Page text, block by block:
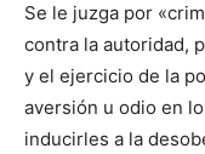
Se le juzga por
contra la autoridad,
y el ejercicio de la
aversión u odio en
inducirles a la